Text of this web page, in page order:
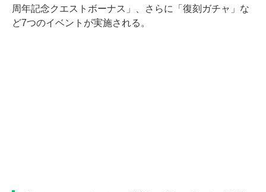
周年記念クエストボーナス」、さらに「復刻ガチャ」な
ど7つのイベントが実施される。